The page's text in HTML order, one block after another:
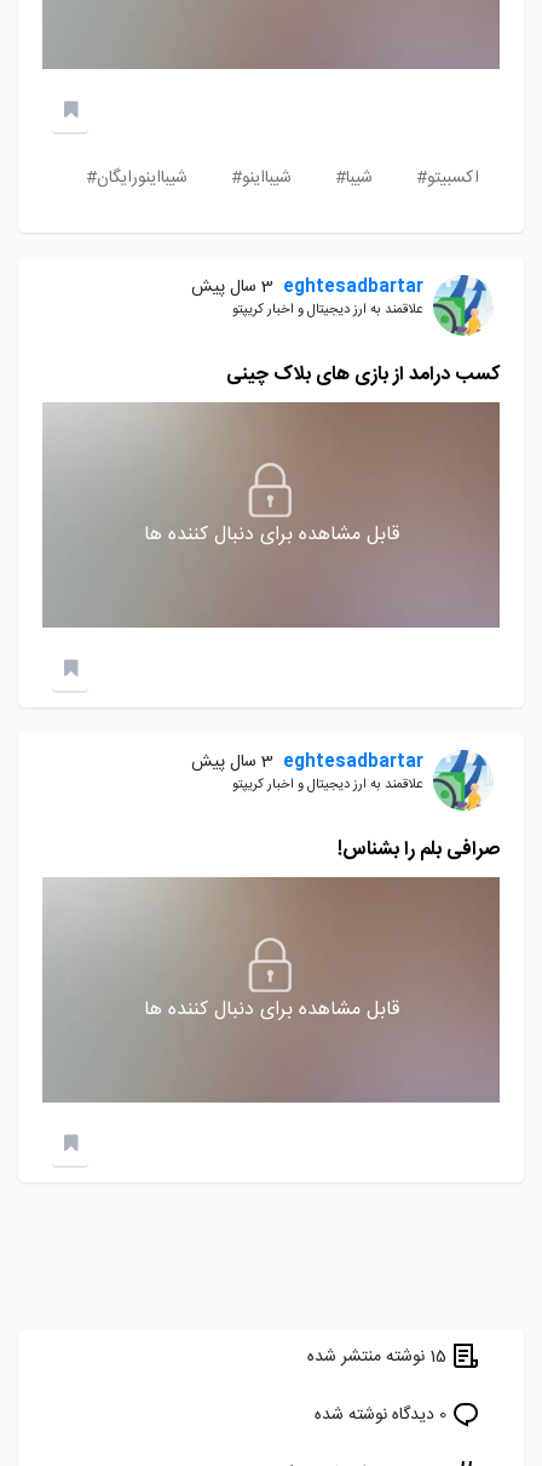
اکسبیتو# شیبا# شیبااینو# شیبااینورایگان#
eghtesadbartar 3 سال پیش
علاقمند به ارز دیجیتال و اخبار کریپتو
کسب درامد از بازی های بلاک چینی
قابل مشاهده برای دنبال کننده ها
eghtesadbartar 3 سال پیش
علاقمند به ارز دیجیتال و اخبار کریپتو
صرافی بلم را بشناس!
قابل مشاهده برای دنبال کننده ها